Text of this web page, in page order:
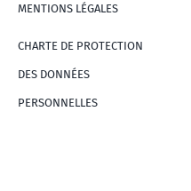
MENTIONS LÉGALES
CHARTE DE PROTECTION
DES DONNÉES
PERSONNELLES